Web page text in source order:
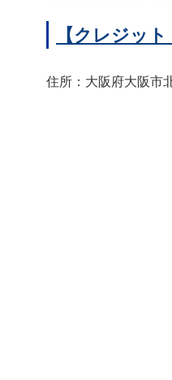
【クレジッ
住所：大阪府大阪市